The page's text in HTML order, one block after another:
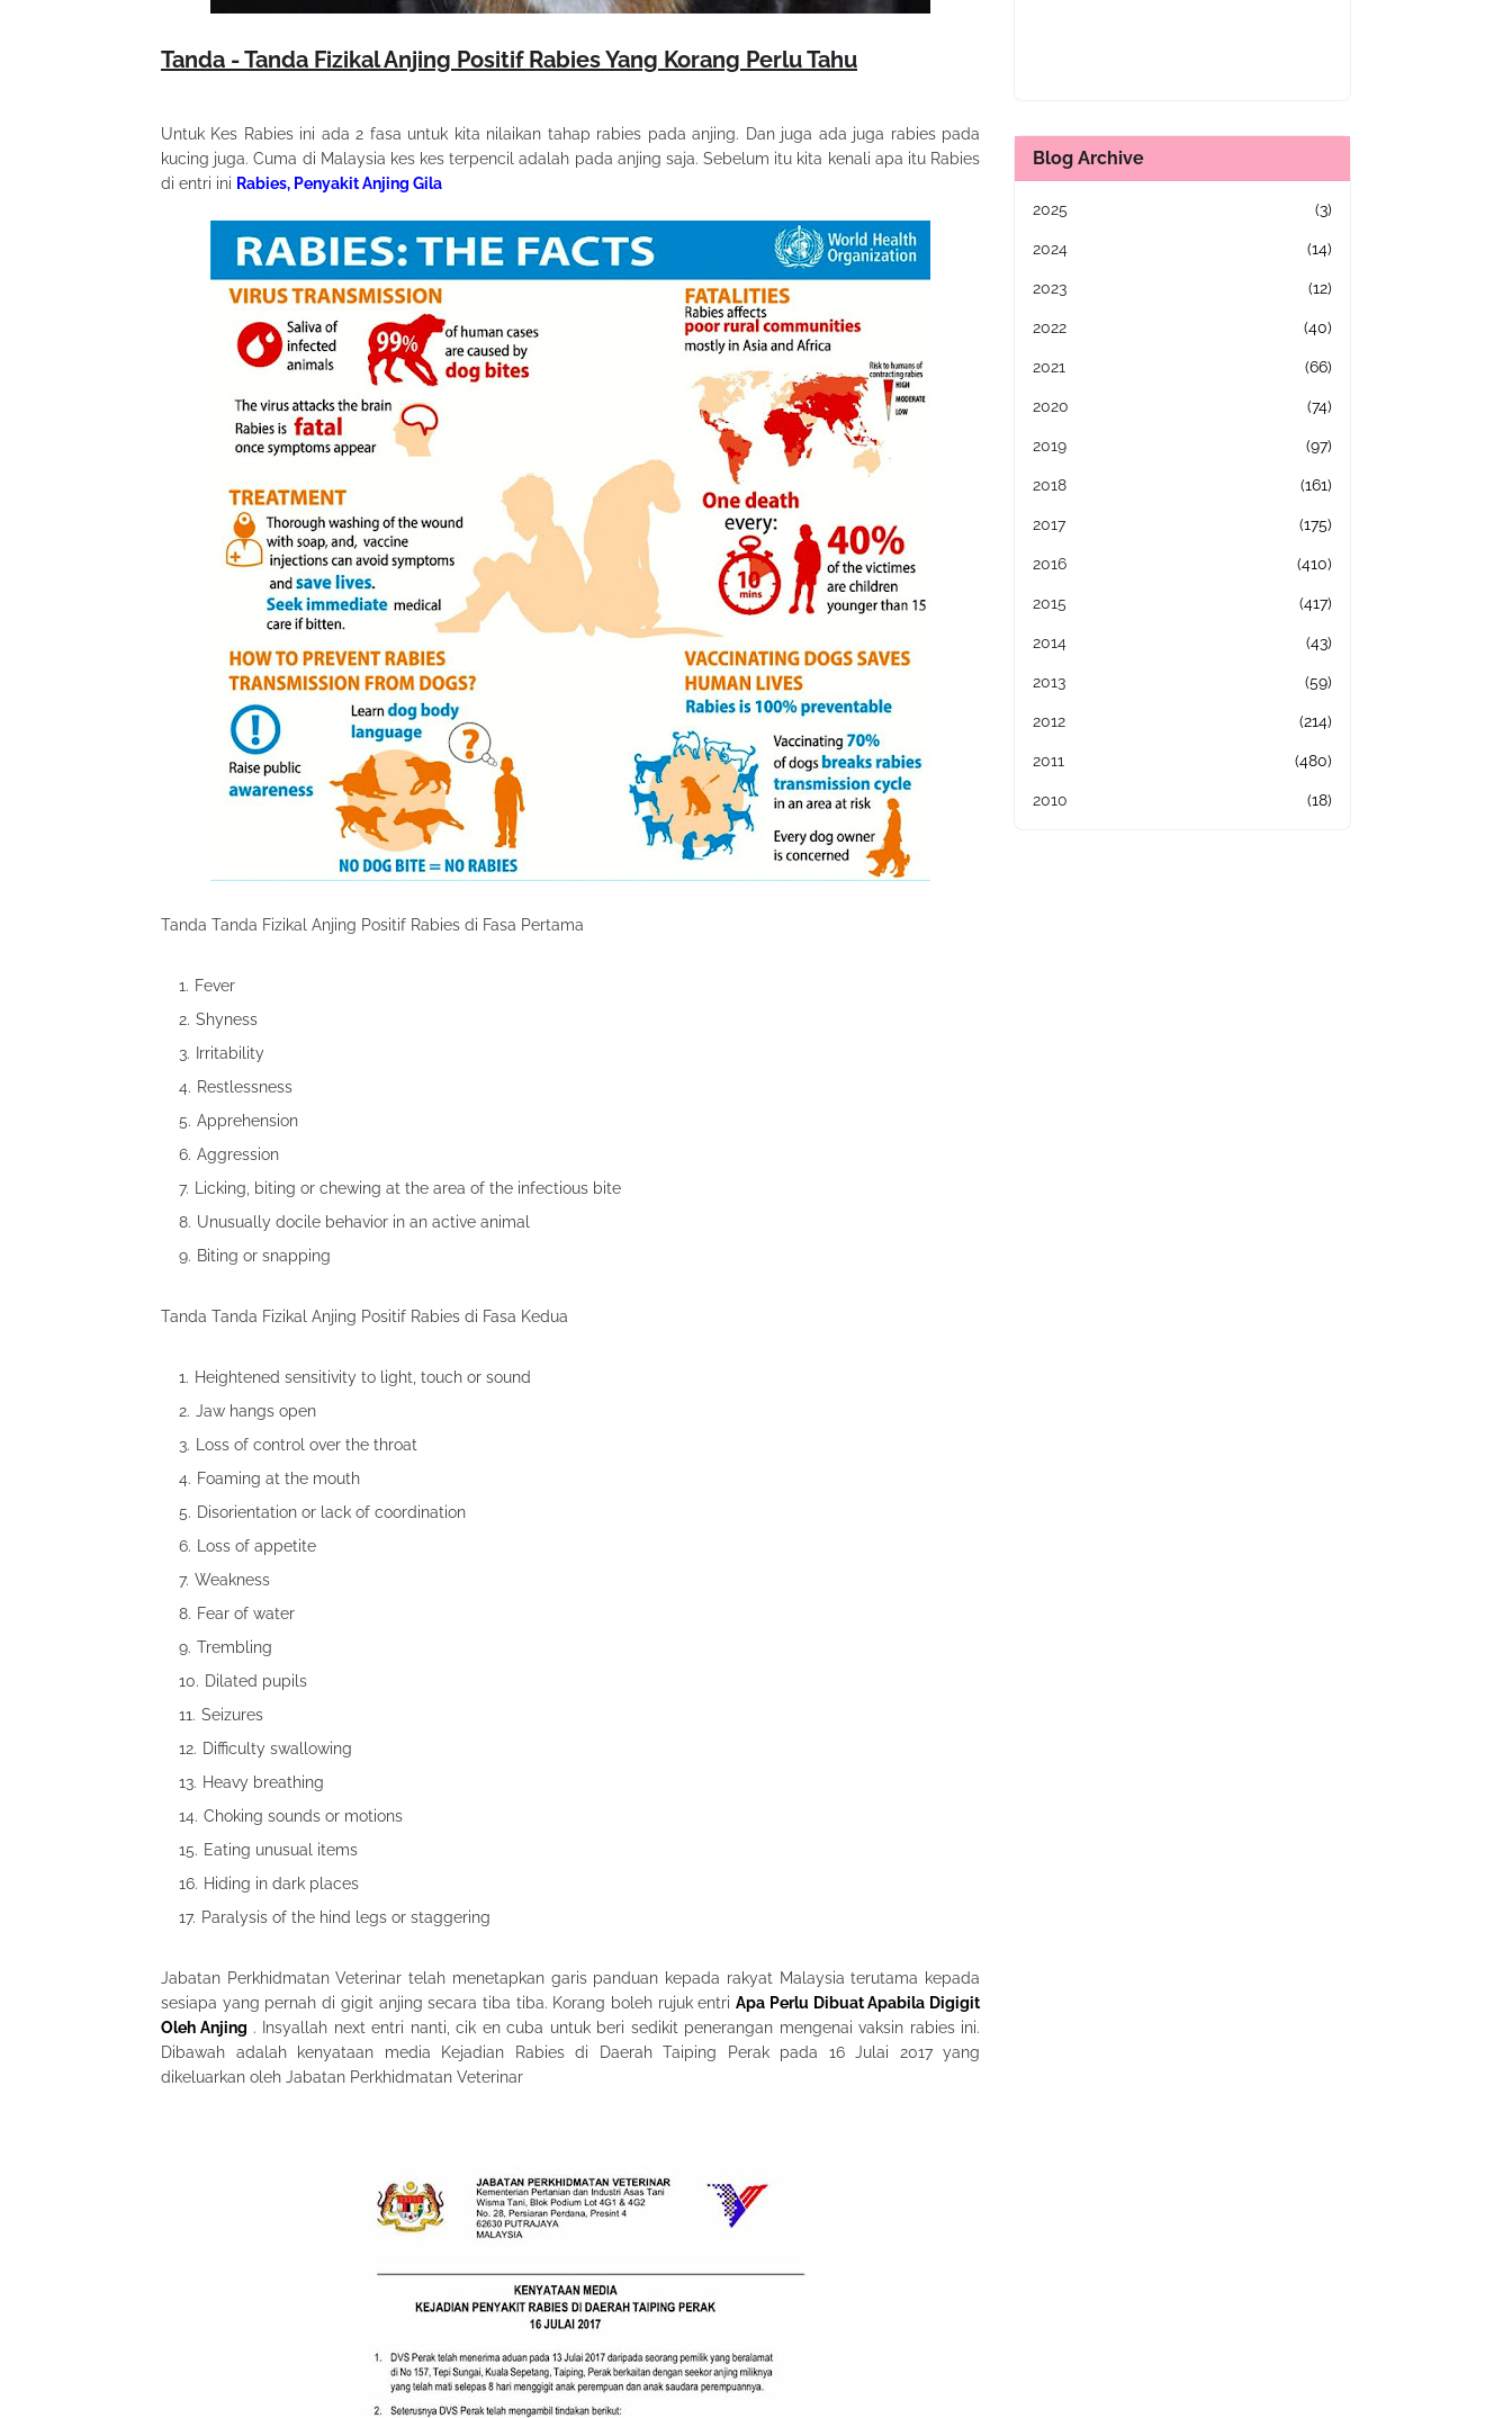
Tanda - Tanda Fizikal Anjing Positif Rabies Yang Korang Perlu Tahu
Untuk Kes Rabies ini ada 2 fasa untuk kita nilaikan tahap rabies pada anjing. Dan juga ada juga rabies pada
kucing juga. Cuma di Malaysia kes kes terpencil adalah pada anjing saja. Sebelum itu kita kenali apa itu Rabies
di entri ini Rabies, Penyakit Anjing Gila
Tanda Tanda Fizikal Anjing Positif Rabies di Fasa Pertama
Fever
Shyness
Irritability
Restlessness
Apprehension
Aggression
Licking, biting or chewing at the area of ​​the infectious bite
Unusually docile behavior in an active animal
Biting or snapping
Tanda Tanda Fizikal Anjing Positif Rabies di Fasa Kedua
Heightened sensitivity to light, touch or sound
Jaw hangs open
Loss of control over the throat
Foaming at the mouth
Disorientation or lack of coordination
Loss of appetite
Weakness
Fear of water
Trembling
Dilated pupils
Seizures
Difficulty swallowing
Heavy breathing
Choking sounds or motions
Eating unusual items
Hiding in dark places
Paralysis of the hind legs or staggering
Jabatan Perkhidmatan Veterinar telah menetapkan garis panduan kepada rakyat Malaysia terutama kepada
sesiapa yang pernah di gigit anjing secara tiba tiba. Korang boleh rujuk entriApa Perlu Dibuat Apabila Digigit
Oleh Anjing . Insyallah next entri nanti, cik en cuba untuk beri sedikit penerangan mengenai vaksin rabies ini.
Dibawah adalah kenyataan media Kejadian Rabies di Daerah Taiping Perak pada 16 Julai 2017 yang
dikeluarkan oleh Jabatan Perkhidmatan Veterinar
Blog Archive
2025 (3)
2024 (14)
2023 (12)
2022 (40)
2021 (66)
2020 (74)
2019 (97)
2018 (161)
2017 (175)
2016 (410)
2015 (417)
2014 (43)
2013 (59)
2012 (214)
2011 (480)
2010 (18)